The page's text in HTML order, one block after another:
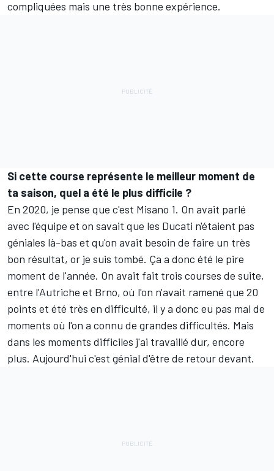
compliquées mais une très bonne expérience.
Si cette course représente le meilleur moment de
ta saison, quel a été le plus difficile ?
En 2020, je pense que c'est Misano 1. On avait parlé
avec l'équipe et on savait que les Ducati n'étaient pas
géniales là-bas et qu'on avait besoin de faire un très
bon résultat, or je suis tombé. Ça a donc été le pire
moment de l'année. On avait fait trois courses de suite,
entre l'Autriche et Brno, où l'on n'avait ramené que 20
points et été très en difficulté, il y a donc eu pas mal de
moments où l'on a connu de grandes difficultés. Mais
dans les moments difficiles j'ai travaillé dur, encore
plus. Aujourd'hui c'est génial d'être de retour devant.